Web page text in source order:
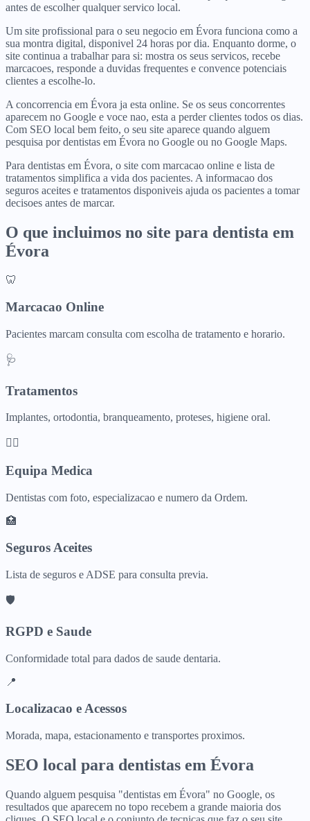
antes de escolher qualquer servico local.
Um site profissional para o seu negocio em Évora funciona como a
sua montra digital, disponivel 24 horas por dia. Enquanto dorme, o
site continua a trabalhar para si: mostra os seus servicos, recebe
marcacoes, responde a duvidas frequentes e convence potenciais
clientes a escolhe-lo.
A concorrencia em Évora ja esta online. Se os seus concorrentes
aparecem no Google e voce nao, esta a perder clientes todos os dias.
Com SEO local bem feito, o seu site aparece quando alguem
pesquisa por dentistas em Évora no Google ou no Google Maps.
Para dentistas em Évora, o site com marcacao online e lista de
tratamentos simplifica a vida dos pacientes. A informacao dos
seguros aceites e tratamentos disponiveis ajuda os pacientes a tomar
decisoes antes de marcar.
O que incluimos no site para dentista em
Évora
🦷
Marcacao Online
Pacientes marcam consulta com escolha de tratamento e horario.
🩺
Tratamentos
Implantes, ortodontia, branqueamento, proteses, higiene oral.
👨‍⚕️
Equipa Medica
Dentistas com foto, especializacao e numero da Ordem.
🏥
Seguros Aceites
Lista de seguros e ADSE para consulta previa.
🛡️
RGPD e Saude
Conformidade total para dados de saude dentaria.
📍
Localizacao e Acessos
Morada, mapa, estacionamento e transportes proximos.
SEO local para dentistas em Évora
Quando alguem pesquisa "dentistas em Évora" no Google, os
resultados que aparecem no topo recebem a grande maioria dos